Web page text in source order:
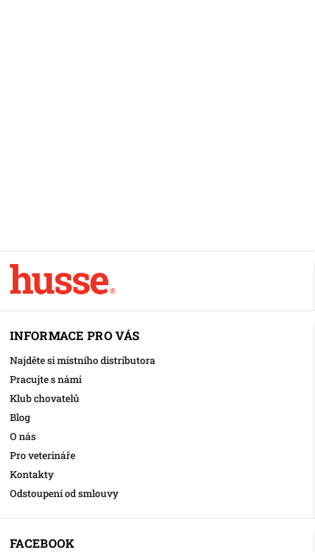
INFORMACE PRO VÁS
Najděte si místního distributora
Pracujte s námi
Klub chovatelů
Blog
O nás
Pro veterináře
Kontakty
Odstoupení od smlouvy
FACEBOOK